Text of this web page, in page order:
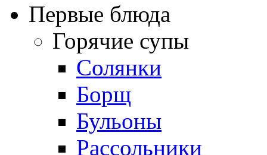
Первые блюда
Горячие супы
Солянки
Борщ
Бульоны
Рассольники